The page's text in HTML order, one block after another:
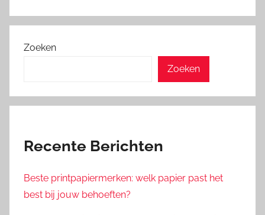
Zoeken
Zoeken
Recente Berichten
Beste printpapiermerken: welk papier past het
best bij jouw behoeften?